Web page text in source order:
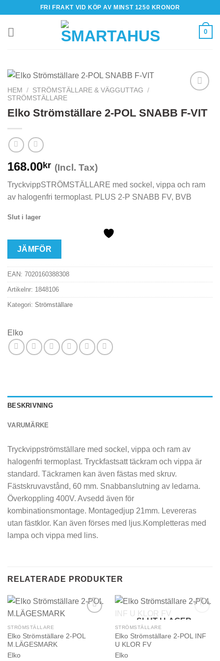
content
FRI FRAKT VID KÖP AV MINST 1250 KRONOR
0
HEM / STRÖMSTÄLLARE & VÄGGUTTAG
/
STRÖMSTÄLLARE
Elko Strömställare 2-POL SNABB F-VIT
168.00kr (Incl. Tax)
TryckvippSTRÖMSTÄLLARE med sockel, vippa och ram
av halogenfri termoplast. PLUS 2-P SNABB FV, BVB
Slut i lager
JÄMFÖR
EAN: 7020160388308
Artikelnr: 1848106
Kategori: Strömställare
Elko
BESKRIVNING
VARUMÄRKE
Tryckvippströmställare med sockel, vippa och ram av
halogenfri termoplast. Tryckfastsatt täckram och vippa är
standard. Täckramen kan även fästas med skruv.
Fästskruvavstånd, 60 mm. Snabbanslutning av ledarna.
Överkoppling 400V. Avsedd även för
kombinationsmontage. Montagedjup 21mm. Levereras
utan fästklor. Kan även förses med ljus.Kompletteras med
lampa och vippa med lins.
RELATERADE PRODUKTER
STRÖMSTÄLLARE
Elko Strömställare 2-POL
M.LÄGESMARK
Elko
SLUT I LAGER
STRÖMSTÄLLARE
Elko Strömställare 2-POL INF
U KLOR FV
Elko